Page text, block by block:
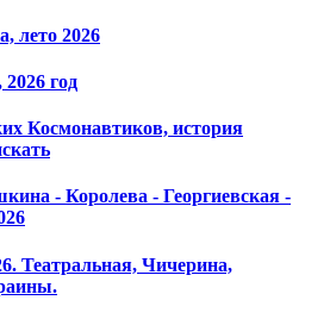
лето 2026
год
Космонавтиков, история
- Королева - Георгиевская -
Театральная, Чичерина,